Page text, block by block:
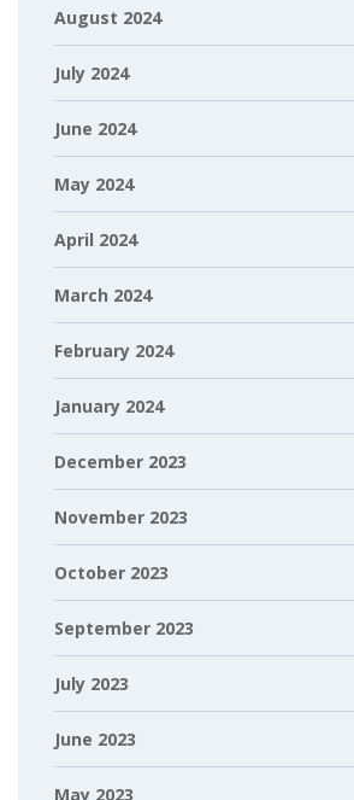
August 2024
July 2024
June 2024
May 2024
April 2024
March 2024
February 2024
January 2024
December 2023
November 2023
October 2023
September 2023
July 2023
June 2023
May 2023